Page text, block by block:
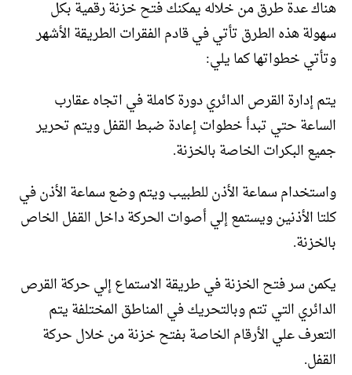
هناك عدة طرق من خلاله يمكنك فتح خزنة رقمية بكل
سهولة هذه الطرق تأتي في قادم الفقرات الطريقة الأشهر
وتأتي خطواتها كما يلي:
يتم إدارة القرص الدائري دورة كاملة في اتجاه عقارب
الساعة حتي تبدأ خطوات إعادة ضبط القفل ويتم تحرير
جميع البكرات الخاصة بالخزنة.
واستخدام سماعة الأذن للطبيب ويتم وضع سماعة الأذن في
كلتا الأذنين ويستمع إلي أصوات الحركة داخل القفل الخاص
بالخزنة.
يكمن سر فتح الخزنة في طريقة الاستماع إلي حركة القرص
الدائري التي تتم وبالتحريك في المناطق المختلفة يتم
التعرف علي الأرقام الخاصة بفتح خزنة من خلال حركة
القفل.